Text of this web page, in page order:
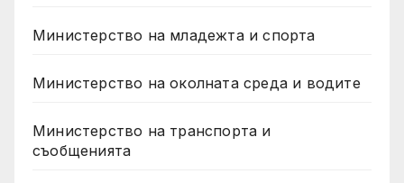
Министерство на младежта и спорта
Министерство на околната среда и водите
Министерство на транспорта и
съобщенията